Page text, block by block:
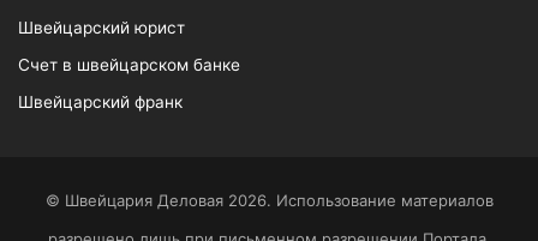
Швейцарский юрист
Счет в швейцарском банке
Швейцарский франк
© Швейцария Деловая 2026. Использование материалов